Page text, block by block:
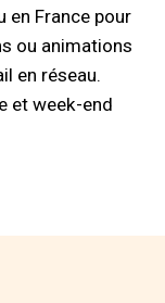
en France pour
ou animations
en réseau.
et week-end